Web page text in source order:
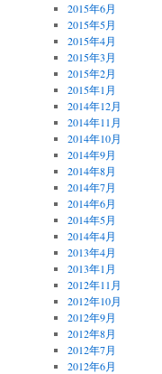
2015年6月
2015年5月
2015年4月
2015年3月
2015年2月
2015年1月
2014年12月
2014年11月
2014年10月
2014年9月
2014年8月
2014年7月
2014年6月
2014年5月
2014年4月
2013年4月
2013年1月
2012年11月
2012年10月
2012年9月
2012年8月
2012年7月
2012年6月